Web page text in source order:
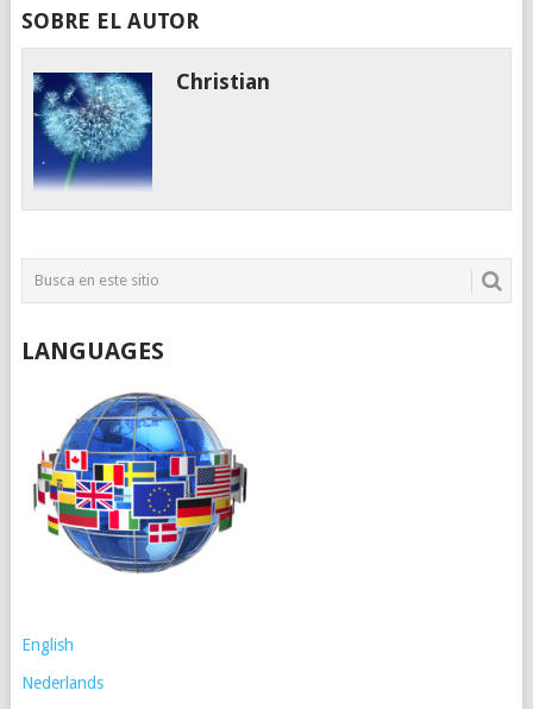
SOBRE EL AUTOR
Christian
LANGUAGES
English
Nederlands